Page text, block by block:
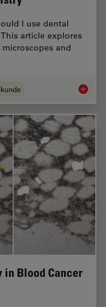
I use dental
article explores
and
Dental
Blood Cancer